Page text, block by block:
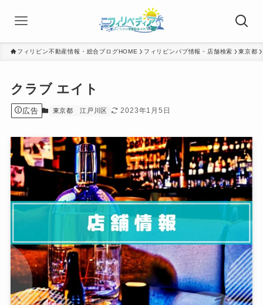
フィリピン不動産情報・総合ブログHOME フィリピンパブ情報・店舗検索 東京都
クラブ エイト
広告 東京都 江戸川区 2023年1月5日